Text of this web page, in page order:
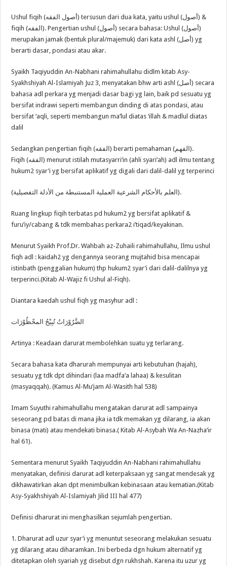
Ushul fiqih (أصول الفقه) tersusun dari dua kata, yaitu ushul (أصول) &
fiqih (الفقه). Pengertian ushul (أصول) secara bahasa: Ushul (أصول)
merupakan jamak (bentuk plural/majemuk) dari kata ashl (أصل) yg
berarti dasar, pondasi atau akar.
Syaikh Taqiyuddin An-Nabhani rahimahullahu didlm kitab Asy-
Syakhshiyah Al-Islamiyah Juz 3, menyatakan bhw arti ashl (أصل) secara
bahasa adl perkara yg menjadi dasar bagi yg lain, baik pd sesuatu yg
bersifat indrawi seperti membangun dinding di atas pondasi, atau
bersifat ‘aqli, seperti membangun ma’lul diatas ‘illah & madlul diatas
dalil
Sedangkan pengertian fiqih (الفقه) berarti pemahaman (الفهم).
Fiqih (الفقه) menurut istilah mutasyarri’in (ahli syari’ah) adl ilmu tentang
hukum2 syar’i yg bersifat aplikatif yg digali dari dalil-dalil yg terperinci
(العلم بالأحكام الشرعية العملية المستنبطة من الأدلة التفصيلية).
Ruang lingkup fiqih terbatas pd hukum2 yg bersifat aplikatif &
furu’iy/cabang & tdk membahas perkara2 i’tiqad/keyakinan.
Menurut Syaikh Prof.Dr. Wahbah az-Zuhaili rahimahullahu, Ilmu ushul
fiqh adl : kaidah2 yg dengannya seorang mujtahid bisa mencapai
istinbath (penggalian hukum) thp hukum2 syar’i dari dalil-dalilnya yg
terperinci.(Kitab Al-Wajiz fi Ushul al-Fiqh).
Diantara kaedah ushul fiqh yg masyhur adl :
الضَّرُوْرَاتُ تُبِيْحُ المحْظُوْرَات
Artinya : Keadaan darurat membolehkan suatu yg terlarang.
Secara bahasa kata dharurah mempunyai arti kebutuhan (hajah),
sesuatu yg tdk dpt dihindari (laa madfa’a lahaa) & kesulitan
(masyaqqah). (Kamus Al-Mu’jam Al-Wasith hal 538)
Imam Suyuthi rahimahullahu mengatakan darurat adl sampainya
seseorang pd batas di mana jika ia tdk memakan yg dilarang, ia akan
binasa (mati) atau mendekati binasa.( Kitab Al-Asybah Wa An-Nazha’ir
hal 61).
Sementara menurut Syaikh Taqiyuddin An-Nabhani rahimahullahu
menyatakan, definisi darurat adl keterpaksaan yg sangat mendesak yg
dikhawatirkan akan dpt menimbulkan kebinasaan atau kematian.(Kitab
Asy-Syakhshiyah Al-Islamiyah Jilid III hal 477)
Definisi dharurat ini menghasilkan sejumlah pengertian.
1. Dharurat adl uzur syar’i yg menuntut seseorang melakukan sesuatu
yg dilarang atau diharamkan. Ini berbeda dgn hukum alternatif yg
ditetapkan oleh syariah yg disebut dgn rukhshah. Karena itu uzur yg